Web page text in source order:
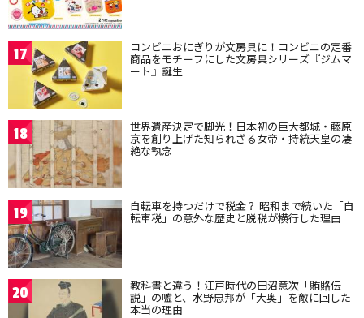
17 コンビニおにぎりが文房具に！コンビニの定番
商品をモチーフにした文房具シリーズ『ジムマ
ート』誕生
18 世界遺産決定で脚光！日本初の巨大都城・藤原
京を創り上げた知られざる女帝・持統天皇の凄
絶な執念
19 自転車を持つだけで税金？ 昭和まで続いた「自
転車税」の意外な歴史と脱税が横行した理由
20 教科書と違う！江戸時代の田沼意次「賄賂伝
説」の嘘と、水野忠邦が「大奥」を敵に回した
本当の理由